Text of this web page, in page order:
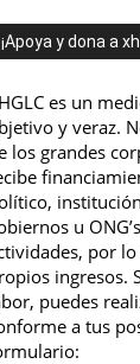
¡Apoya y dona a
es un
y veraz.
los grandes
u
por
ingresos.
puedes
a tus